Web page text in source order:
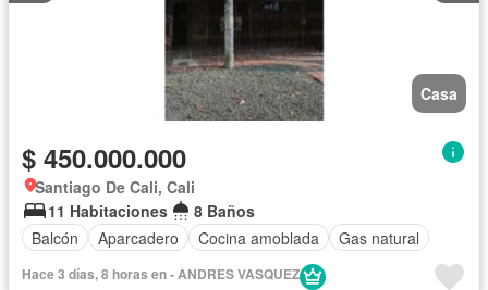
Casa
$ 450.000.000
Santiago De Cali, Cali
11 Habitaciones
8 Baños
Balcón
Aparcadero Cocina amoblada Gas natural
Hace 3 días, 8 horas en - ANDRES VASQUEZ